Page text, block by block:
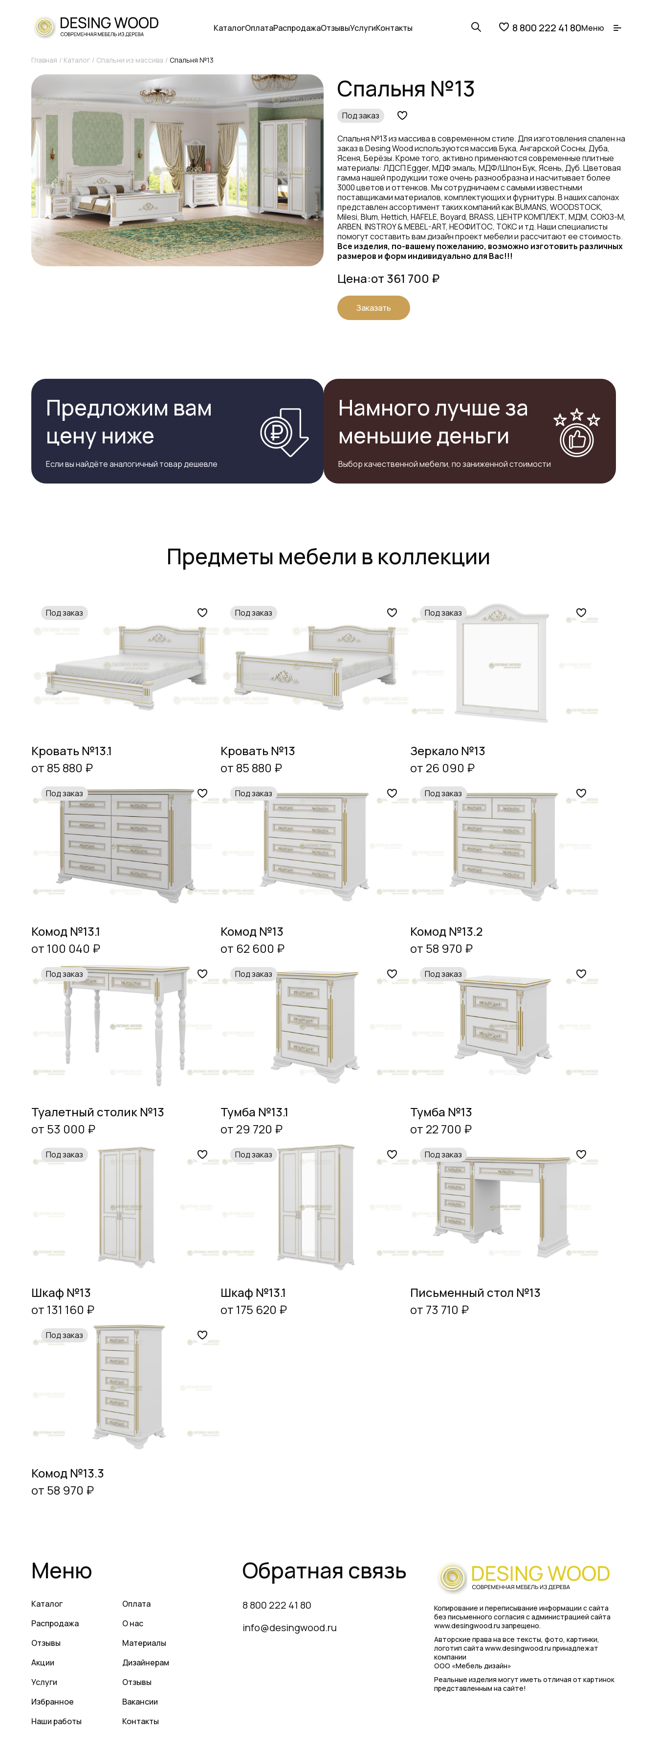
КаталогОплатаРаспродажаОтзывыУслугиКонтакты 8 800 222 41 80Меню
Главная Каталог Спальни из массива Спальня №13
Спальня №13
Под заказ
Спальня №13 из массива в современном стиле. Для изготовления спален на
заказ в Desing Wood используются массив Бука, Ангарской Сосны, Дуба,
Ясеня, Берёзы. Кроме того, активно применяются современные плитные
материалы: ЛДСП Egger, МДФ эмаль, МДФ/Шпон Бук, Ясень, Дуб. Цветовая
гамма нашей продукции тоже очень разнообразна и насчитывает более
3000 цветов и оттенков. Мы сотрудничаем с самыми известными
поставщиками материалов, комплектующих и фурнитуры. В наших салонах
представлен ассортимент таких компаний как BUMANS, WOODSTOCK,
Milesi, Blum, Hettich, HAFELE, Boyard, BRASS, ЦЕНТР КОМПЛЕКТ, МДМ, СОЮЗ-М,
ARBEN, INSTROY & MEBEL-ART, НЕОФИТОС, ТОКС и тд. Наши специалисты
помогут составить вам дизайн проект мебели и рассчитают ее стоимость.
Все изделия, по-вашему пожеланию, возможно изготовить различных
размеров и форм индивидуально для Вас!!!
Цена:от 361 700 ₽
Заказать
Предложим вам
цену ниже
Если вы найдёте аналогичный товар дешевле
Намного лучше за
меньшие деньги
Выбор качественной мебели, по заниженной стоимости
Предметы мебели в коллекции
Под заказ
Кровать №13.1
от 85 880 ₽
Под заказ
Кровать №13
от 85 880 ₽
Под заказ
Зеркало №13
от 26 090 ₽
Под заказ
Комод №13.1
от 100 040 ₽
Под заказ
Комод №13
от 62 600 ₽
Под заказ
Комод №13.2
от 58 970 ₽
Под заказ
Туалетный столик №13
от 53 000 ₽
Под заказ
Тумба №13.1
от 29 720 ₽
Под заказ
Тумба №13
от 22 700 ₽
Под заказ
Шкаф №13
от 131 160 ₽
Под заказ
Шкаф №13.1
от 175 620 ₽
Под заказ
Письменный стол №13
от 73 710 ₽
Под заказ
Комод №13.3
от 58 970 ₽
Меню
Каталог
Распродажа
Отзывы
Акции
Услуги
Избранное
Наши работы
Оплата
О нас
Материалы
Дизайнерам
Отзывы
Вакансии
Контакты
Обратная связь
8 800 222 41 80
info@desingwood.ru
Копирование и переписывание информации с сайта
без письменного согласия с администрацией сайта
www.desingwood.ru запрещено.
Авторские права на все тексты, фото, картинки,
логотип сайта www.desingwood.ru принадлежат
компании
ООО «Мебель дизайн»
Реальные изделия могут иметь отличая от картинок
представленным на сайте!